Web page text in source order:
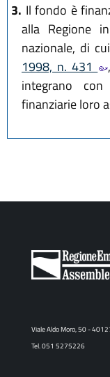
3. Il fondo è
alla Regione
nazionale, di
1998, n. 431
integrano
finanziarie loro
Viale Aldo Moro, 50 -
Tel. 051 5275226